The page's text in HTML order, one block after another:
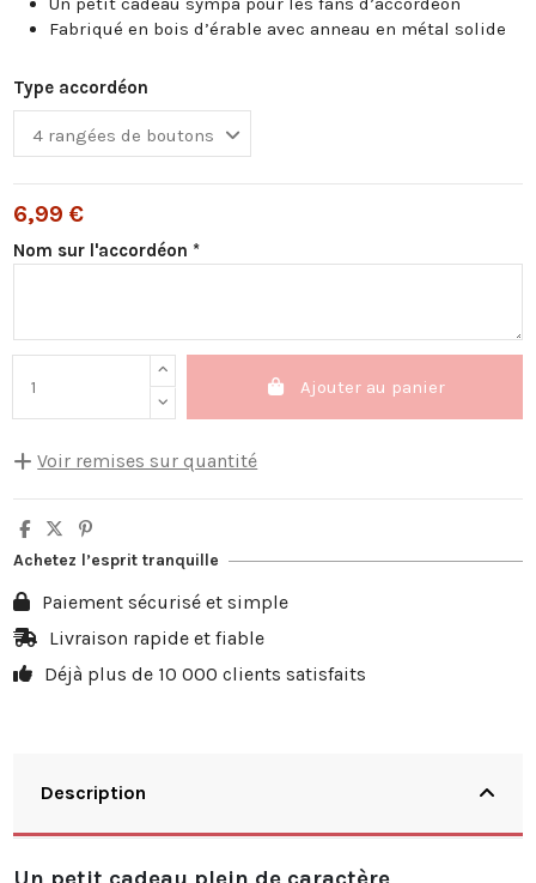
Fabriqué en bois d’érable avec anneau en métal solide
Type accordéon
6,99 €
Nom sur l'accordéon *
Ajouter au panier
Voir remises sur quantité
Quantité Remise sur prix unitaire
Vous économisez
10%
10
20%
20
25%
30
30% 62,91 €
Achetez l’esprit tranquille
Paiement sécurisé et simple
Livraison rapide et fiable
Déjà plus de 10 000 clients satisfaits
Description